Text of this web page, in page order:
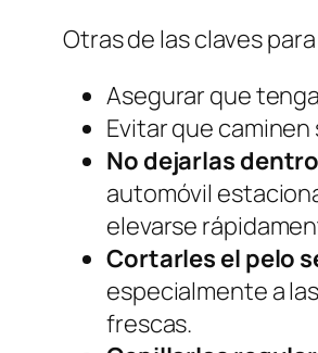
Otras de las claves
Asegurar que
Evitar que caminen
No dejarlas
automóvil
elevarse
Cortarles el pelo
especialmente a
frescas.